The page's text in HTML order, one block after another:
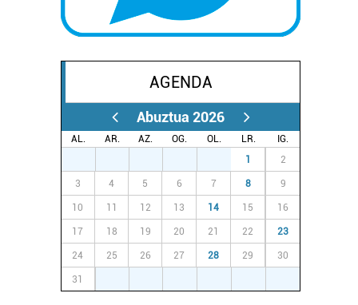
AGENDA
Abuztua 2026
AL. AR. AZ. OG. OL. LR.
IG.
1 2
3 4 5 6 7 8 9
10 11 12 13 14 15 16
17 18 19 20 21 22 23
24 25 26 27 28 29 30
31